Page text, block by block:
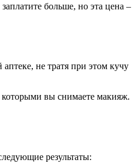
больше, но эта цена –
не тратя при этом кучу
которыми вы снимаете макияж.
результаты: